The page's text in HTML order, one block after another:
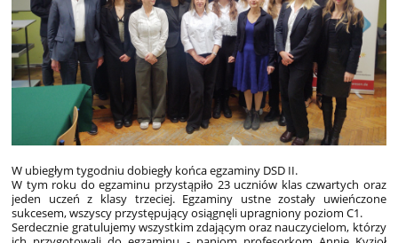
W ubiegłym tygodniu dobiegły końca egzaminy DSD II.
W tym roku do egzaminu przystąpiło 23 uczniów klas czwartych oraz
jeden uczeń z klasy trzeciej. Egzaminy ustne zostały uwieńczone
sukcesem, wszyscy przystępujący osiągnęli upragniony poziom C1.
Serdecznie gratulujemy wszystkim zdającym oraz nauczycielom, którzy